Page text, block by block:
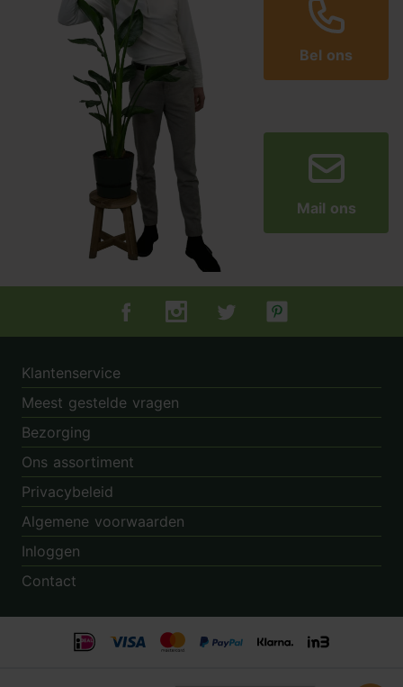
Bel ons
Mail ons
Tuincentrum.nl op Facebook
Tuincentrum.nl op Instagram
Tuincentrum.nl op Twitter
Tuincentrum.nl op
Klantenservice
Meest gestelde vragen
Bezorging
Ons assortiment
Privacybeleid
Algemene voorwaarden
Inloggen
Contact